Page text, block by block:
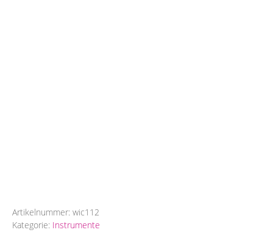
Artikelnummer: wic112
Kategorie: Instrumente